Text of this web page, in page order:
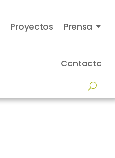
Proyectos Prensa
Contacto